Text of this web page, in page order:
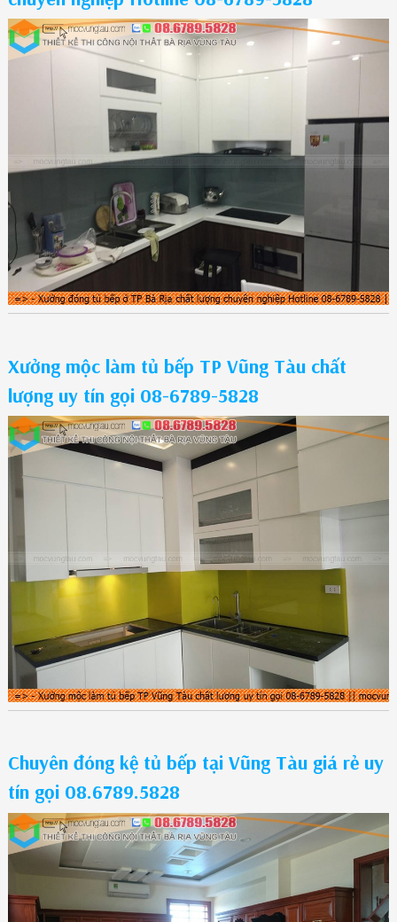
Xưởng mộc làm tủ bếp TP Vũng Tàu chất
lượng uy tín gọi 08-6789-5828
Chuyên đóng kệ tủ bếp tại Vũng Tàu giá rẻ uy
tín gọi 08.6789.5828